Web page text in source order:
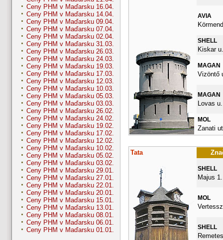
Ceny PHM v Maďarsku 16.04.
Ceny PHM v Maďarsku 14.04.
Ceny PHM v Maďarsku 09.04.
Ceny PHM v Maďarsku 07.04.
Ceny PHM v Maďarsku 02.04.
Ceny PHM v Maďarsku 31.03.
Ceny PHM v Maďarsku 26.03.
Ceny PHM v Maďarsku 24.03.
Ceny PHM v Maďarsku 19.03.
Ceny PHM v Maďarsku 17.03.
Ceny PHM v Maďarsku 12.03.
Ceny PHM v Maďarsku 10.03.
Ceny PHM v Maďarsku 05.03.
Ceny PHM v Maďarsku 03.03.
Ceny PHM v Maďarsku 26.02.
Ceny PHM v Maďarsku 24.02.
Ceny PHM v Maďarsku 19.02.
Ceny PHM v Maďarsku 17.02.
Ceny PHM v Maďarsku 12.02.
Ceny PHM v Maďarsku 10.02.
Ceny PHM v Maďarsku 05.02.
Ceny PHM v Maďarsku 03.02.
Ceny PHM v Maďarsku 29.01.
Ceny PHM v Maďarsku 27.01.
Ceny PHM v Maďarsku 22.01.
Ceny PHM v Maďarsku 20.01.
Ceny PHM v Maďarsku 15.01.
Ceny PHM v Maďarsku 13.01.
Ceny PHM v Maďarsku 08.01.
Ceny PHM v Maďarsku 06.01.
Ceny PHM v Maďarsku 01.01.
AVIA
SHELL
Kiskar
MAGAN
Vizöntő
MAGAN
Lovas
MOL
Zanati
Tata
SHELL
Majus
MOL
SHELL